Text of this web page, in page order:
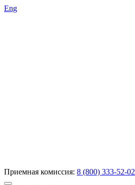
Eng
Приемная комиссия: 8 (800) 333-52-02